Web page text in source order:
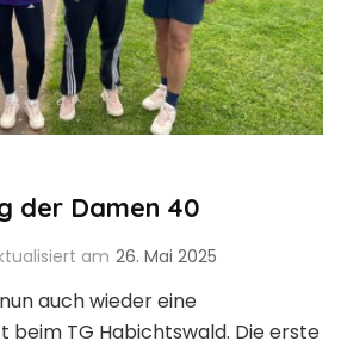
der Damen 40
am 26. Mai 2025
auch wieder eine
beim TG Habichtswald. Die erste